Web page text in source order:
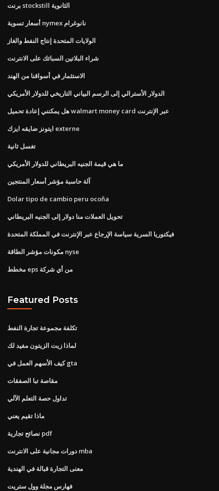
برنت stockstill الثانوية
أسعار تسوية nymex نانوغرام
الولايات المتحدة إنتاج النفط والغاز
شراء البلاتين السبائك على الانترنت
الاستثمار في أسواقنا من الهند
الدولار الأسترالي إلى الرسم البياني التاريخي للدولار الأمريكي
هل يمكنني إعادة تحميل walmart money card عبر الإنترنت
ايتونز ضايقه ايزك externe
تغسل ثانية
ما هي قيمة الجنيه البريطاني للدولار الأمريكي
آلة حاسبة مؤشر أسعار المنتجين
Dolar tipo de cambio peru ocoña
تحويل العملات منا دولار إلى الجنيه البريطاني
فيكتوريا السرية سياسة الإرجاع عبر الإنترنت في المملكة المتحدة
مكونات مؤشر الطاقة nyse
مخطط eps من أي شركة
Featured Posts
تكلفة مجموعة تجارة النفط
لماذا زيت الزيتون مفيد لك
كيف الأسهم العمل في gta
مقاصة تبا الصفقات
تداول حصة التعلم الآلي
ماذا تقيم يعني
نصائح تجارية pdf
دورات مجانية على الانترنت mba
معنى التجارة قبالة في الهندية
فهارس مجلة وول ستريت